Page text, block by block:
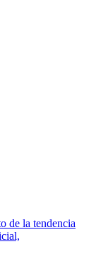
de la tendencia